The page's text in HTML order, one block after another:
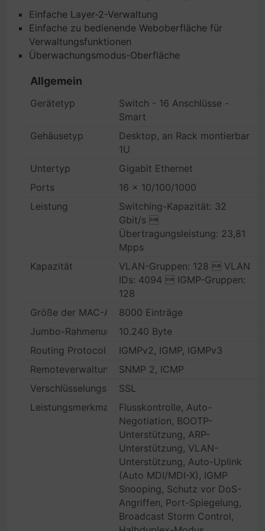
Einfache Layer-2-Verwaltung
Einfache zu bedienende Weboberfläche für
Verwaltungsfunktionen
Überwachungsmodus-Oberfläche
Allgemein
Gerätetyp
Switch - 16 Anschlüsse -
Smart
Gehäusetyp
Desktop, an Rack montierbar
1U
Untertyp
Gigabit Ethernet
Ports
16 x 10/100/1000
Leistung
Switching-Kapazität: 32
Gbit/s 
Übertragungsleistung: 23,81
Mpps
Kapazität
VLAN-Gruppen: 128  VLAN
IDs: 4094  IGMP-Gruppen:
128
Größe der MAC-Adresstabelle
8000 Einträge
Jumbo-Rahmenunterstützung
10.240 Byte
Routing Protocol
IGMPv2, IGMP, IGMPv3
Remoteverwaltungsprotokoll
SNMP 2, ICMP
Verschlüsselungsalgorithmus
SSL
Leistungsmerkmale
Flusskontrolle, Auto-
Negotiation, BOOTP-
Unterstützung, ARP-
Unterstützung, VLAN-
Unterstützung, Auto-Uplink
(Auto MDI/MDI-X), IGMP
Snooping, Schutz vor DoS-
Angriffen, Port-Spiegelung,
Broadcast Storm Control,